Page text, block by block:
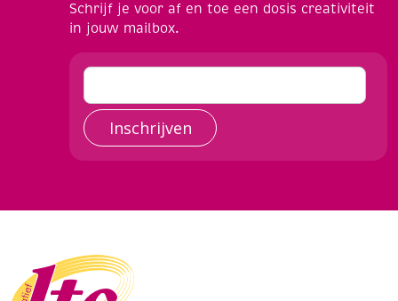
Schrijf je voor af en toe een dosis creativiteit
in jouw mailbox.
Inschrijven